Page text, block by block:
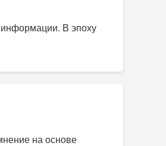
информации. В эпоху
на основе